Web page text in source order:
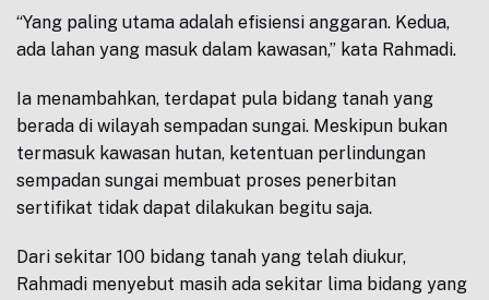
“Yang paling utama adalah efisiensi anggaran. Kedua,
ada lahan yang masuk dalam kawasan,” kata Rahmadi.
Ia menambahkan, terdapat pula bidang tanah yang
berada di wilayah sempadan sungai. Meskipun bukan
termasuk kawasan hutan, ketentuan perlindungan
sempadan sungai membuat proses penerbitan
sertifikat tidak dapat dilakukan begitu saja.
Dari sekitar 100 bidang tanah yang telah diukur,
Rahmadi menyebut masih ada sekitar lima bidang yang